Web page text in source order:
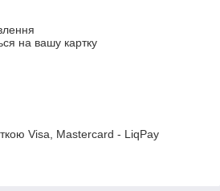
на вашу картку
Visa, Mastercard - LiqPay